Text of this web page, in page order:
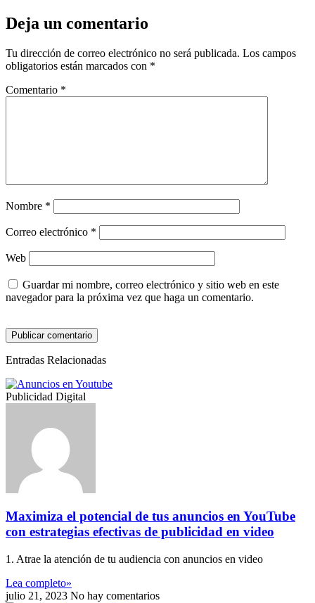
Deja un comentario
Tu dirección de correo electrónico no será publicada. Los campos
obligatorios están marcados con *
Comentario *
Nombre *
Correo electrónico *
Web
Guardar mi nombre, correo electrónico y sitio web en este
navegador para la próxima vez que haga un comentario.
Entradas Relacionadas
Publicidad Digital
Maximiza el potencial de tus anuncios en YouTube
con estrategias efectivas de publicidad en video
1. Atrae la atención de tu audiencia con anuncios en video
Lea completo»
julio 21, 2023 No hay comentarios